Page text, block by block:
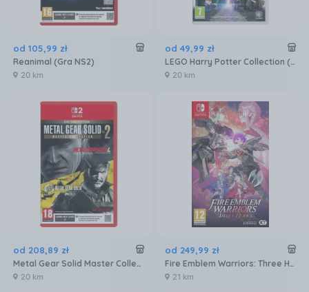
od 105,99 zł
Reanimal (Gra NS2)
20 km
od 49,99 zł
LEGO Harry Potter Collection (Gra NS)
20 km
od 208,89 zł
Metal Gear Solid Master Collection Vol.2 - Day One Edition (Gra NS2)
20 km
od 249,99 zł
Fire Emblem Warriors: Three Hopes (Gra NS)
21 km